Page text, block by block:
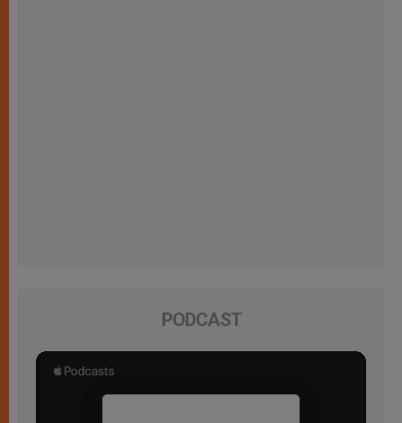
PODCAST